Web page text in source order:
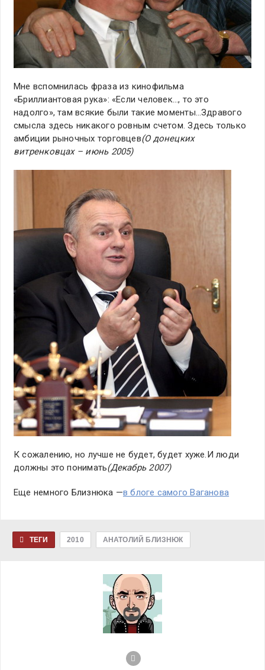
Мне вспомнилась фраза из кинофильма
«Бриллиантовая рука»: «Если человек…, то это
надолго», там всякие были такие моменты…Здравого
смысла здесь никакого ровным счетом. Здесь только
амбиции рыночных торговцев(О донецких
витренковцах – июнь 2005)
К сожалению, но лучше не будет, будет хуже.И люди
должны это понимать(Декабрь 2007)
Еще немного Близнюка —в блоге самого Ваганова
ТЕГИ 2010 АНАТОЛИЙ БЛИЗНЮК